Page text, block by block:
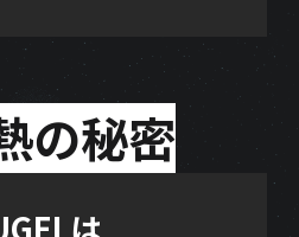
の秘密